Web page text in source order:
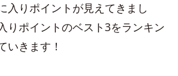
入りポイントが見えてきまし
りポイントのベスト3をランキン
いきます！